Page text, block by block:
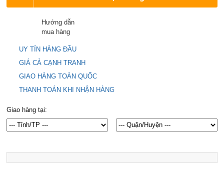
Hướng dẫn
mua hàng
UY TÍN HÀNG ĐẦU
GIÁ CẢ CẠNH TRANH
GIAO HÀNG TOÀN QUỐC
THANH TOÁN KHI NHẬN HÀNG
Giao hàng tại: